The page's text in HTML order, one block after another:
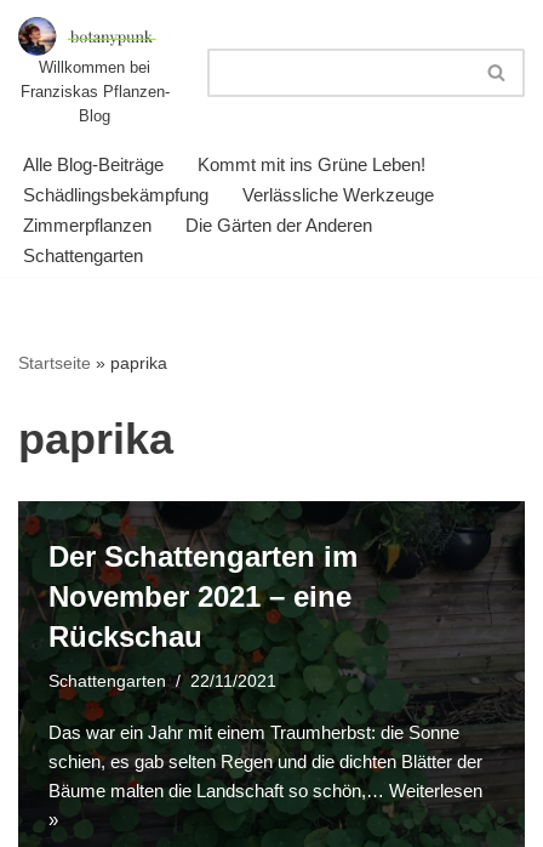
Zum
Inhalt
springen
Willkommen bei
Franziskas Pflanzen-
Blog
Alle Blog-Beiträge
Kommt mit ins Grüne Leben!
Schädlingsbekämpfung
Verlässliche Werkzeuge
Zimmerpflanzen
Die Gärten der Anderen
Schattengarten
Startseite » paprika
paprika
Der Schattengarten im
November 2021 – eine
Rückschau
Schattengarten 22/11/2021
Das war ein Jahr mit einem Traumherbst: die Sonne
schien, es gab selten Regen und die dichten Blätter der
Bäume malten die Landschaft so schön,… Weiterlesen
»